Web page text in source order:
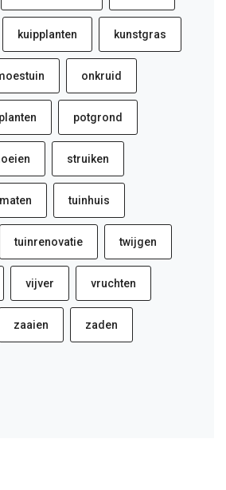
kuipplanten kunstgras
onkruid
planten potgrond
struiken
tuinhuis
tuinrenovatie twijgen
vijver vruchten
zaaien zaden